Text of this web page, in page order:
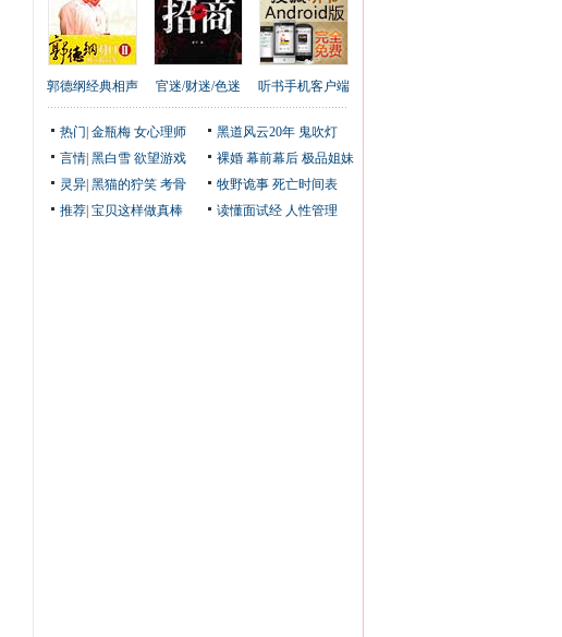
郭德纲经典相声 官迷/财迷/色迷 听书手机客户端
热门 金瓶梅 女心理师 黑道风云20年 鬼吹灯
言情 黑白雪 欲望游戏 裸婚 幕前幕后 极品姐妹
灵异 黑猫的狞笑 考骨 牧野诡事 死亡时间表
推荐 宝贝这样做真棒 读懂面试经 人性管理